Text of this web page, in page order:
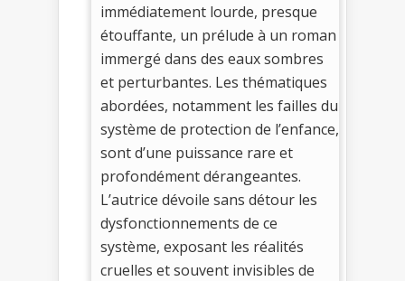
immédiatement lourde, presque
étouffante, un prélude à un roman
immergé dans des eaux sombres
et perturbantes. Les thématiques
abordées, notamment les failles du
système de protection de l’enfance,
sont d’une puissance rare et
profondément dérangeantes.
L’autrice dévoile sans détour les
dysfonctionnements de ce
système, exposant les réalités
cruelles et souvent invisibles de